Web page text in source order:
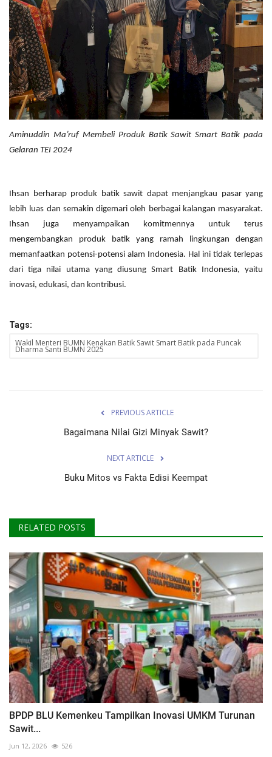
Aminuddin Ma’ruf Membeli Produk Batik Sawit Smart Batik pada
Gelaran TEI 2024
Ihsan berharap produk batik sawit dapat menjangkau pasar yang
lebih luas dan semakin digemari oleh berbagai kalangan masyarakat.
Ihsan juga menyampaikan komitmennya untuk terus
mengembangkan produk batik yang ramah lingkungan dengan
memanfaatkan potensi-potensi alam Indonesia. Hal ini tidak terlepas
dari tiga nilai utama yang diusung Smart Batik Indonesia, yaitu
inovasi, edukasi, dan kontribusi.
Tags:
Wakil Menteri BUMN Kenakan Batik Sawit Smart Batik pada Puncak
Dharma Santi BUMN 2025
PREVIOUS ARTICLE
Bagaimana Nilai Gizi Minyak Sawit?
NEXT ARTICLE
Buku Mitos vs Fakta Edisi Keempat
RELATED POSTS
BPDP BLU Kemenkeu Tampilkan Inovasi UMKM Turunan
Sawit...
Jun 12, 2026 526